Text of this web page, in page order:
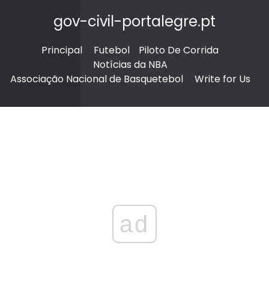
gov-civil-portalegre.pt
Principal Futebol
Piloto De Corrida
Notícias da NBA
Associação Nacional de Basquetebol
Write for Us
ad